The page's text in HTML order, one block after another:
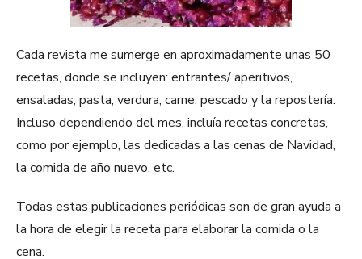
Cada revista me sumerge en aproximadamente unas 50
recetas, donde se incluyen: entrantes/ aperitivos,
ensaladas, pasta, verdura, carne, pescado y la repostería.
Incluso dependiendo del mes, incluía recetas concretas,
como por ejemplo, las dedicadas a las cenas de Navidad,
la comida de año nuevo, etc.
Todas estas publicaciones periódicas son de gran ayuda a
la hora de elegir la receta para elaborar la comida o la
cena.